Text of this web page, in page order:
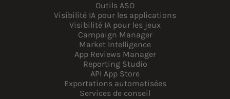
Outils ASO
Visibilité IA pour les applications
Visibilité IA pour les jeux
Campaign Manager
Market Intelligence
App Reviews Manager
Reporting Studio
API App Store
Exportations automatisées
Services de conseil